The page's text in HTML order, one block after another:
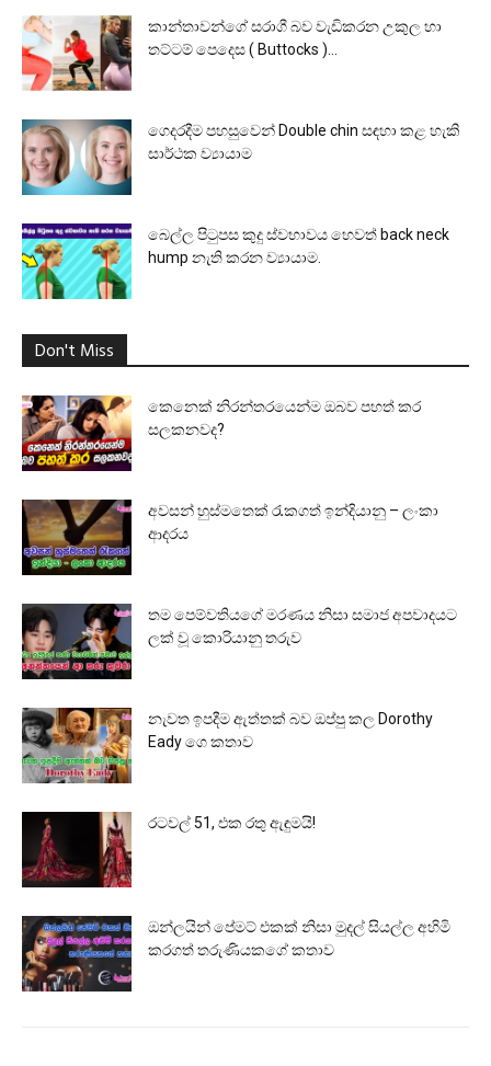
කාන්තාවන්ගේ සරාගී බව වැඩිකරන උකුල හා
තට්ටම් පෙදෙස ( Buttocks )...
ගෙදරදීම පහසුවෙන් Double chin සඳහා කළ හැකි
සාර්ථක ව්‍යායාම
බෙල්ල පිටුපස කුදු ස්වභාවය හෙවත් back neck
hump නැති කරන ව්‍යායාම.
Don't Miss
කෙනෙක් නිරන්තරයෙන්ම ඔබව පහත් කර
සලකනවද?
අවසන් හුස්මතෙක් රැකගත් ඉන්දියානු – ලංකා
ආදරය
තම පෙම්වතියගේ මරණය නිසා සමාජ අපවාදයට
ලක් වූ කොරියානු තරුව
නැවත ඉපදීම ඇත්තක් බව ඔප්පු කල Dorothy
Eady ගෙ කතාව
රටවල් 51, එක රතු ඇඳුමයි!
ඔන්ලයින් පේමට් එකක් නිසා මුදල් සියල්ල අහිමි
කරගත් තරුණියකගේ කතාව